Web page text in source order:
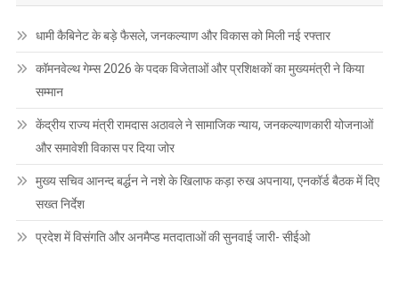
धामी कैबिनेट के बड़े फैसले, जनकल्याण और विकास को मिली नई रफ्तार
कॉमनवेल्थ गेम्स 2026 के पदक विजेताओं और प्रशिक्षकों का मुख्यमंत्री ने किया
सम्मान
केंद्रीय राज्य मंत्री रामदास अठावले ने सामाजिक न्याय, जनकल्याणकारी योजनाओं
और समावेशी विकास पर दिया जोर
मुख्य सचिव आनन्द बर्द्धन ने नशे के खिलाफ कड़ा रुख अपनाया, एनकॉर्ड बैठक में दिए
सख्त निर्देश
प्रदेश में विसंगति और अनमैप्ड मतदाताओं की सुनवाई जारी- सीईओ